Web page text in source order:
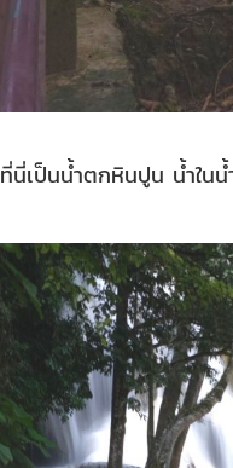
ที่นี่เป็นน้ำตกหินปูน น้ำใน